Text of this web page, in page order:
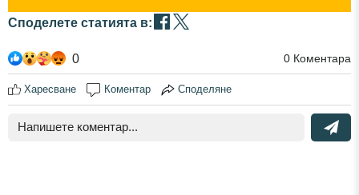
Споделете статията в:
0 0 Коментара
Харесване Коментар Споделяне